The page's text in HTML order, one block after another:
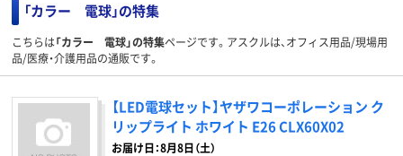
「カラー 電球」の特集
こちらは「カラー 電球」の特集ページです。アスクルは、オフィス用品/現場用
品/医療・介護用品の通販です。
【LED電球セット】ヤザワコーポレーション ク
リップライト ホワイト E26 CLX60X02
お届け日：8月8日（土）